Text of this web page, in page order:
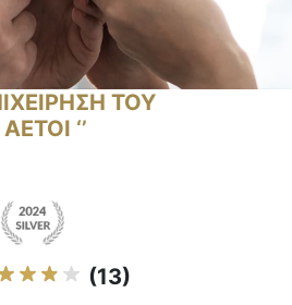
ΤΟΥ
‘’
(13)